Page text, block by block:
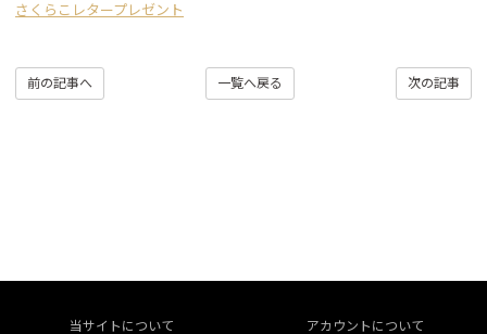
さくらこレタープレゼント
前の記事へ 一覧へ戻る 次の記事
当サイトについて アカウントについて